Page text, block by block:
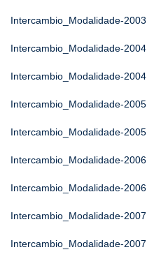
Intercambio_Modalidade-2003
Intercambio_Modalidade-2004
Intercambio_Modalidade-2004
Intercambio_Modalidade-2005
Intercambio_Modalidade-2005
Intercambio_Modalidade-2006
Intercambio_Modalidade-2006
Intercambio_Modalidade-2007
Intercambio_Modalidade-2007